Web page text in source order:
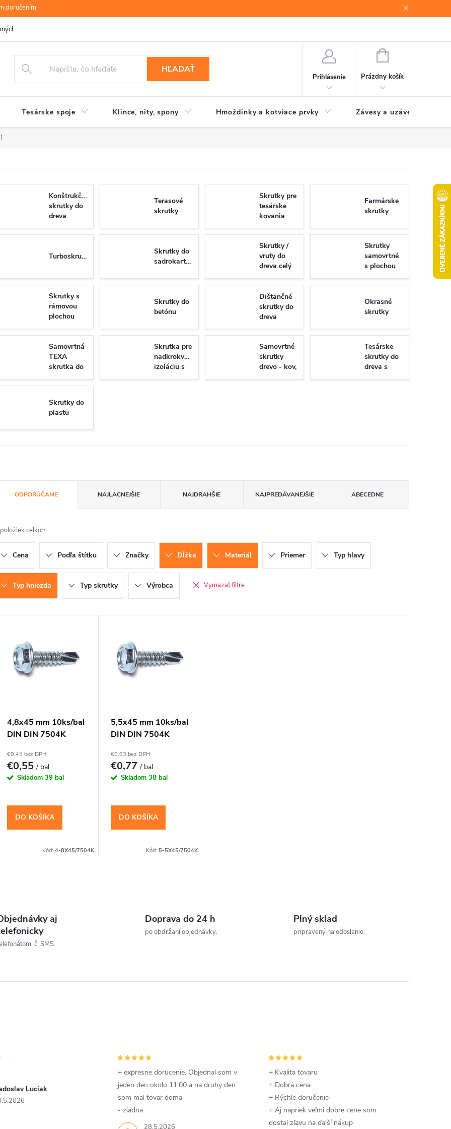
doručením
údajov
HĽADAŤ
Prihlásenie
NÁKUPNÝ
Prázdny košík
Tesárske spoje Klince, nity, spony Hmoždinky a kotviace prvky Závesy a uzávery brán
Konštrukčné
skrutky do
dreva
Terasové
skrutky
Skrutky pre
tesárske
kovania
Farmárske
skrutky
Turboskrutky
Skrutky do
sadrokartónu
Skrutky /
vruty do
dreva celý
závit
Torx/PZ
Skrutky
samovrtné
s plochou
hlavou -
univerzálne
Skrutky s
rámovou
plochou
hlavou do
dreva
Skrutky do
betónu
Dištančné
skrutky do
dreva
Okrasné
skrutky
Samovrtná
TEXA
skrutka do
plechu so
6-hrannou
7504K/N
Skrutka pre
nadkrokvovu
izoláciu s
tanierovou
Samovrtné
skrutky
drevo - kov,
WSDST
Tesárske
skrutky do
dreva s
plným
Skrutky do
plastu
ODPORÚČAME NAJLACNEJŠIE NAJDRAHŠIE NAJPREDÁVANEJŠIE ABECEDNE
celkom
Cena Podľa štítku Značky Dĺžka Materiál Priemer Typ hlavy
Typ hniezda Typ skrutky Výrobca Vymazať filtre
4,8x45 mm 10ks/bal
DIN DIN 7504K
skrutka do plechu so
6-hrannou hlavou -
pozinkovaná
€0,45 bez DPH
€0,55/ bal
Skladom 39 bal
DO KOŠÍKA
Kód: 4-8X45/7504K
5,5x45 mm 10ks/bal
DIN DIN 7504K
skrutka do plechu so
6-hrannou hlavou -
pozinkovaná
€0,63 bez DPH
€0,77/ bal
Skladom 38 bal
DO KOŠÍKA
Kód: 5-5X45/7504K
aj
či SMS.
Doprava do 24 h
po obdržaní objednávky.
Plný sklad
pripravený na odoslanie.
Luciak
28.5.2026
+ expresne dorucenie. Objednal som v
jeden den okolo 11:00 a na druhy den
som mal tovar doma
- ziadna
+ Kvalita tovaru
+ Dobrá cena
+ Rýchle doručenie
+ Aj napriek veľmi dobre cene som
dostal zľavu na ďalší nákup